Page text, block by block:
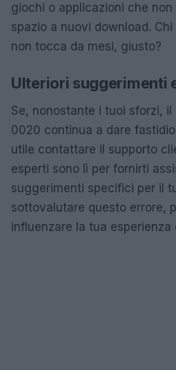
giochi o applicazioni che
spazio a nuovi download.
non tocca da mesi, giusto?
Ulteriori suggerimenti
Se, nonostante i tuoi sforzi,
0020 continua a dare
utile contattare il supporto
esperti sono lì per fornirti
suggerimenti specifici per il
sottovalutare questo errore,
influenzare la tua